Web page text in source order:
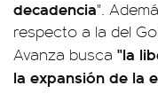
decadencia".
respecto a la del
Avanza busca "la
la expansión de la